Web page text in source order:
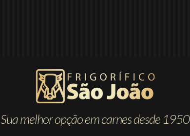
Sua melhor opção em carnes desde 1950